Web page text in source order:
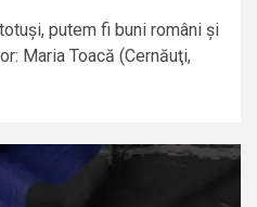
putem fi buni români și
Maria Toacă (Cernăuţi,